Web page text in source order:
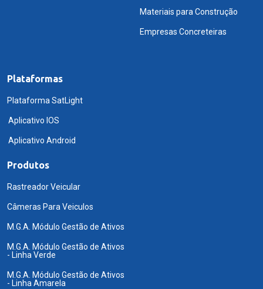
Materiais para Construção
Empresas Concreteiras
Plataformas
Plataforma SatLight
Aplicativo IOS
Aplicativo Android
Produtos
Rastreador Veicular
Câmeras Para Veiculos
M.G.A. Módulo Gestão de Ativos
M.G.A. Módulo Gestão de Ativos
- Linha Verde
M.G.A. Módulo Gestão de Ativos
- Linha Amarela